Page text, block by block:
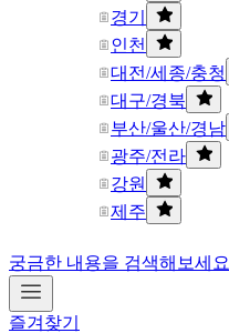
경기
인천
대전/세종/충청
대구/경북
부산/울산/경남
광주/전라
강원
제주
궁금한 내용을 검색해보세요
즐겨찾기